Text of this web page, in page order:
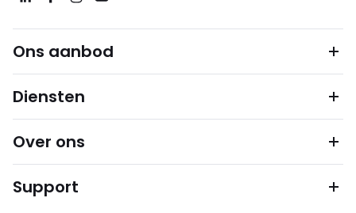
Ons aanbod
Diensten
Over ons
Support